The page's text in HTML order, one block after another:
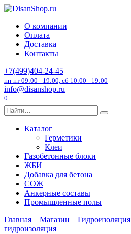
Перейти
содержанию
О компании
Оплата
Доставка
Контакты
+7(499)404-24-45
пн-пт 09:00 - 19:00, сб 10:00 - 19:00
info@disanshop.ru
0
Search
for:
Каталог
Герметики
Клеи
Газобетонные блоки
ЖБИ
Добавка для бетона
СОЖ
Анкерные составы
Промышленные полы
Главная
Магазин Гидроизоляция
гидроизоляция